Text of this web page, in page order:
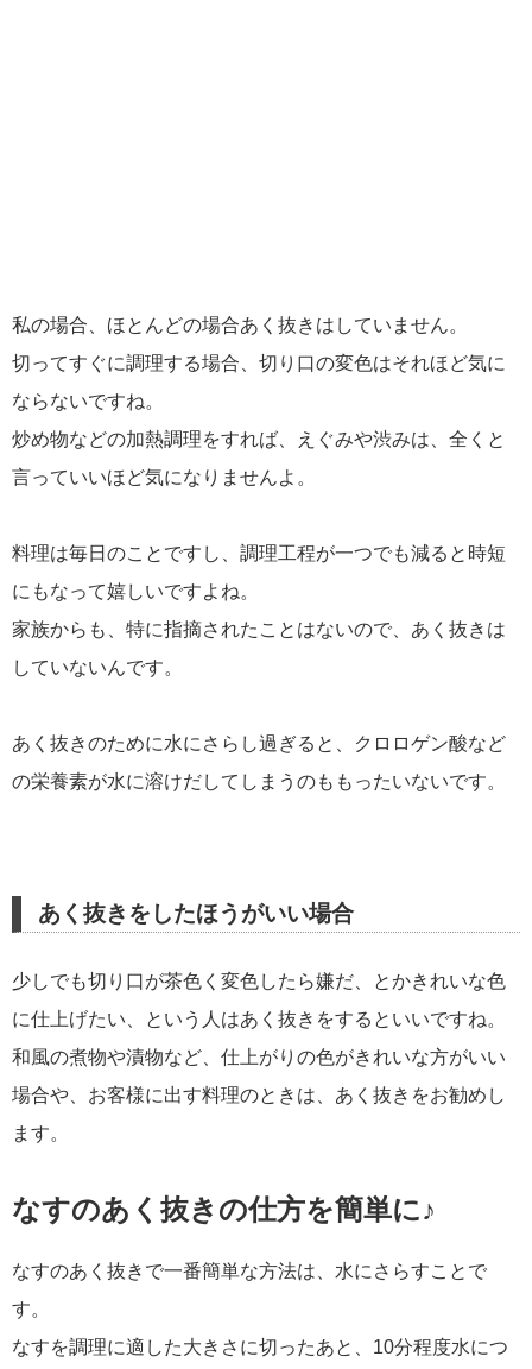
私の場合、ほとんどの場合あく抜きはしていません。
切ってすぐに調理する場合、切り口の変色はそれほど気に
ならないですね。
炒め物などの加熱調理をすれば、えぐみや渋みは、全くと
言っていいほど気になりませんよ。
料理は毎日のことですし、調理工程が一つでも減ると時短
にもなって嬉しいですよね。
家族からも、特に指摘されたことはないので、あく抜きは
していないんです。
あく抜きのために水にさらし過ぎると、クロロゲン酸など
の栄養素が水に溶けだしてしまうのももったいないです。
あく抜きをしたほうがいい場合
少しでも切り口が茶色く変色したら嫌だ、とかきれいな色
に仕上げたい、という人はあく抜きをするといいですね。
和風の煮物や漬物など、仕上がりの色がきれいな方がいい
場合や、お客様に出す料理のときは、あく抜きをお勧めし
ます。
なすのあく抜きの仕方を簡単に♪
なすのあく抜きで一番簡単な方法は、水にさらすことで
す。
なすを調理に適した大きさに切ったあと、10分程度水につ